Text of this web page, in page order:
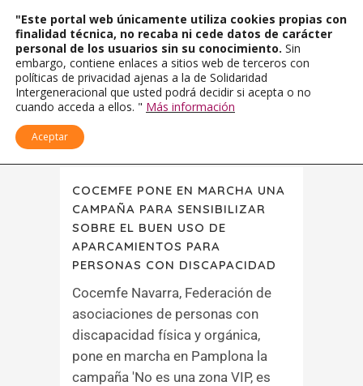
COCEMFE PONE EN MARCHA UNA
CAMPAÑA PARA SENSIBILIZAR
SOBRE EL BUEN USO DE
APARCAMIENTOS PARA
PERSONAS CON DISCAPACIDAD
Cocemfe Navarra, Federación de
asociaciones de personas con
discapacidad física y orgánica,
pone en marcha en Pamplona la
campaña 'No es una zona VIP, es
"Este portal web únicamente utiliza cookies propias con
finalidad técnica, no recaba ni cede datos de carácter
personal de los usuarios sin su conocimiento. Sin
embargo, contiene enlaces a sitios web de terceros con
políticas de privacidad ajenas a la de Solidaridad
Intergeneracional que usted podrá decidir si acepta o no
cuando acceda a ellos. " Más información
Aceptar